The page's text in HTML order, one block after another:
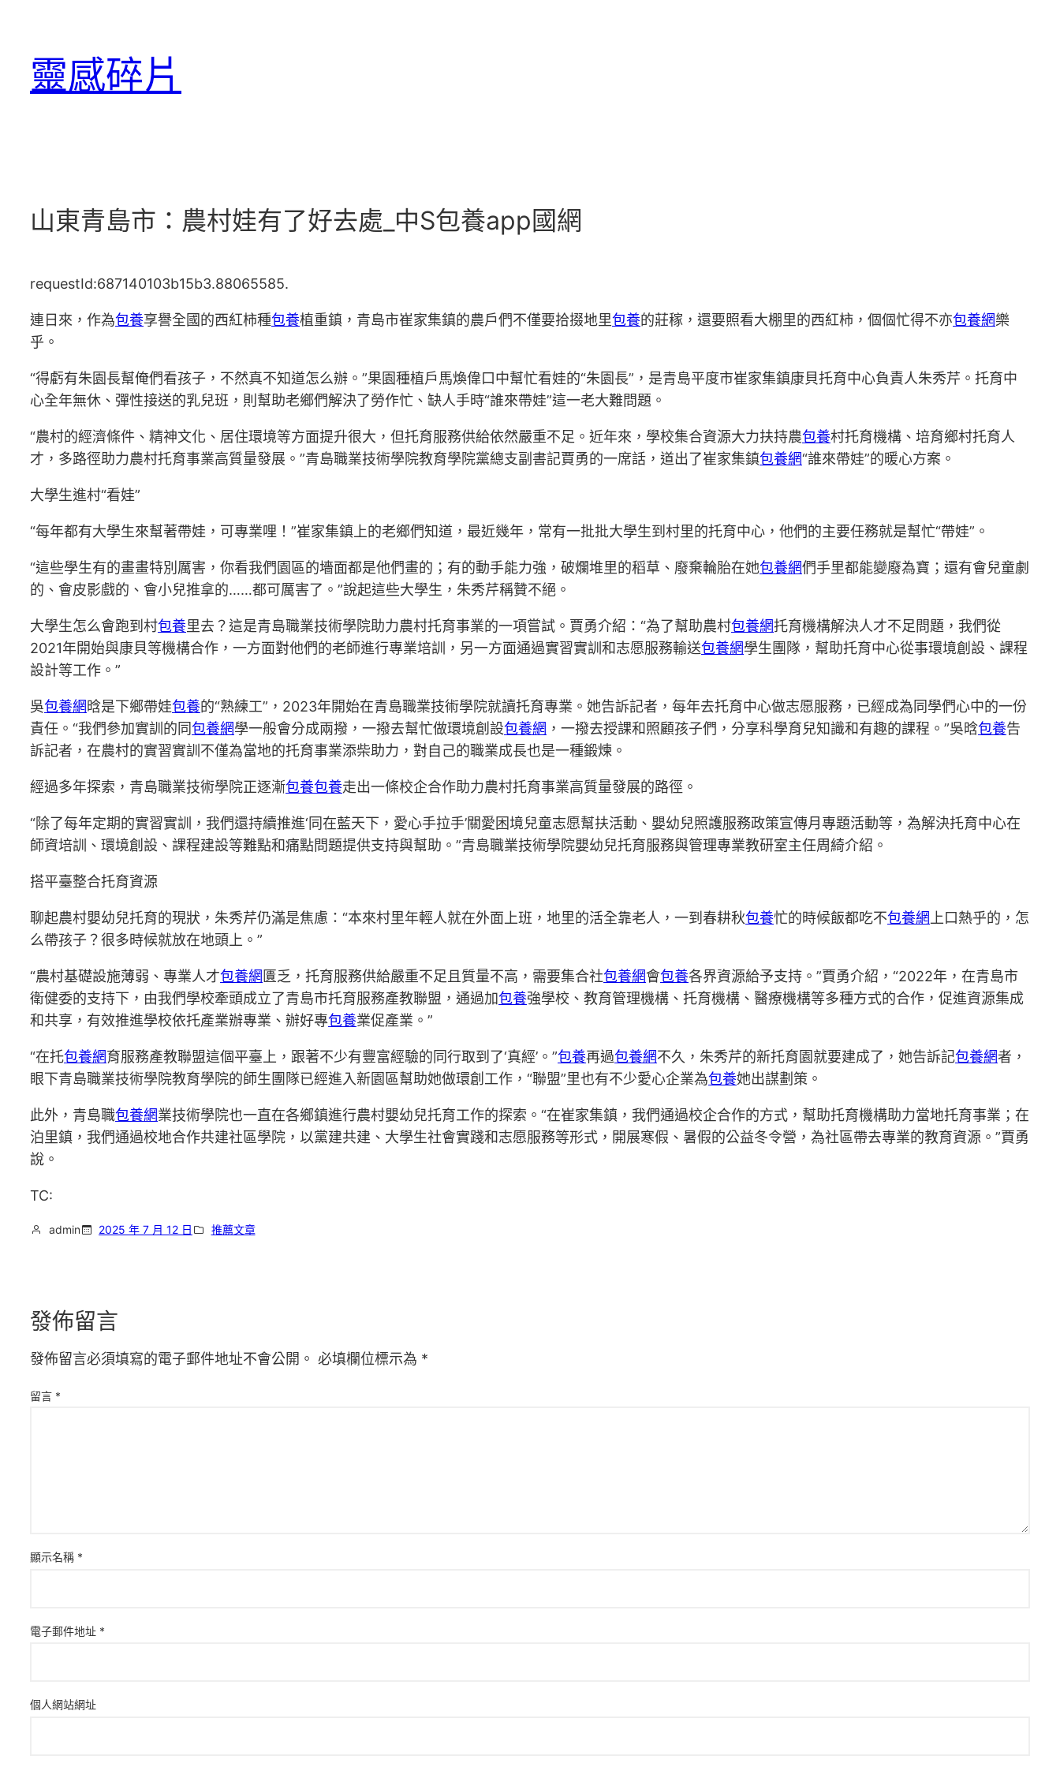
靈感碎片
山東青島市：農村娃有了好去處_中S包養app國網
requestId:687140103b15b3.88065585.
連日來，作為包養享譽全國的西紅柿種包養植重鎮，青島市崔家集鎮的農戶們不僅要拾掇地里包養的莊稼，還要照看大棚里的西紅柿，個個忙得不亦包養網樂
乎。
“得虧有朱園長幫俺們看孩子，不然真不知道怎么辦。”果園種植戶馬煥偉口中幫忙看娃的“朱園長”，是青島平度市崔家集鎮康貝托育中心負責人朱秀芹。托育中
心全年無休、彈性接送的乳兒班，則幫助老鄉們解決了勞作忙、缺人手時“誰來帶娃”這一老大難問題。
“農村的經濟條件、精神文化、居住環境等方面提升很大，但托育服務供給依然嚴重不足。近年來，學校集合資源大力扶持農包養村托育機構、培育鄉村托育人
才，多路徑助力農村托育事業高質量發展。”青島職業技術學院教育學院黨總支副書記賈勇的一席話，道出了崔家集鎮包養網“誰來帶娃”的暖心方案。
大學生進村“看娃”
“每年都有大學生來幫著帶娃，可專業哩！”崔家集鎮上的老鄉們知道，最近幾年，常有一批批大學生到村里的托育中心，他們的主要任務就是幫忙“帶娃”。
“這些學生有的畫畫特別厲害，你看我們園區的墻面都是他們畫的；有的動手能力強，破爛堆里的稻草、廢棄輪胎在她包養網們手里都能變廢為寶；還有會兒童劇
的、會皮影戲的、會小兒推拿的……都可厲害了。”說起這些大學生，朱秀芹稱贊不絕。
大學生怎么會跑到村包養里去？這是青島職業技術學院助力農村托育事業的一項嘗試。賈勇介紹：“為了幫助農村包養網托育機構解決人才不足問題，我們從
2021年開始與康貝等機構合作，一方面對他們的老師進行專業培訓，另一方面通過實習實訓和志愿服務輸送包養網學生團隊，幫助托育中心從事環境創設、課程
設計等工作。”
吳包養網晗是下鄉帶娃包養的“熟練工”，2023年開始在青島職業技術學院就讀托育專業。她告訴記者，每年去托育中心做志愿服務，已經成為同學們心中的一份
責任。“我們參加實訓的同包養網學一般會分成兩撥，一撥去幫忙做環境創設包養網 ，一撥去授課和照顧孩子們，分享科學育兒知識和有趣的課程。”吳晗包養告
訴記者，在農村的實習實訓不僅為當地的托育事業添柴助力，對自己的職業成長也是一種鍛煉。
經過多年探索，青島職業技術學院正逐漸包養包養走出一條校企合作助力農村托育事業高質量發展的路徑。
“除了每年定期的實習實訓，我們還持續推進‘同在藍天下，愛心手拉手’關愛困境兒童志愿幫扶活動、嬰幼兒照護服務政策宣傳月專題活動等，為解決托育中心在
師資培訓、環境創設、課程建設等難點和痛點問題提供支持與幫助。”青島職業技術學院嬰幼兒托育服務與管理專業教研室主任周綺介紹。
搭平臺整合托育資源
聊起農村嬰幼兒托育的現狀，朱秀芹仍滿是焦慮：“本來村里年輕人就在外面上班，地里的活全靠老人，一到春耕秋包養忙的時候飯都吃不包養網 上口熱乎的，怎
么帶孩子？很多時候就放在地頭上。”
“農村基礎設施薄弱、專業人才包養網 匱乏，托育服務供給嚴重不足且質量不高，需要集合社包養網會包養各界資源給予支持。”賈勇介紹，“2022年，在青島市
衛健委的支持下，由我們學校牽頭成立了青島市托育服務產教聯盟，通過加包養強學校、教育管理機構、托育機構、醫療機構等多種方式的合作，促進資源集成
和共享，有效推進學校依托產業辦專業、辦好專包養業促產業。”
“在托包養網育服務產教聯盟這個平臺上，跟著不少有豐富經驗的同行取到了‘真經’。”包養再過包養網不久，朱秀芹的新托育園就要建成了，她告訴記包養網者，
眼下青島職業技術學院教育學院的師生團隊已經進入新園區幫助她做環創工作，“聯盟”里也有不少愛心企業為包養她出謀劃策。
此外，青島職包養網業技術學院也一直在各鄉鎮進行農村嬰幼兒托育工作的探索。“在崔家集鎮，我們通過校企合作的方式，幫助托育機構助力當地托育事業；在
泊里鎮，我們通過校地合作共建社區學院，以黨建共建、大學生社會實踐和志愿服務等形式，開展寒假、暑假的公益冬令營，為社區帶去專業的教育資源。”賈勇
說。
TC:
admin 2025 年 7 月 12 日 推薦文章
發佈留言
發佈留言必須填寫的電子郵件地址不會公開。 必填欄位標示為 *
留言 *
顯示名稱 *
電子郵件地址 *
個人網站網址